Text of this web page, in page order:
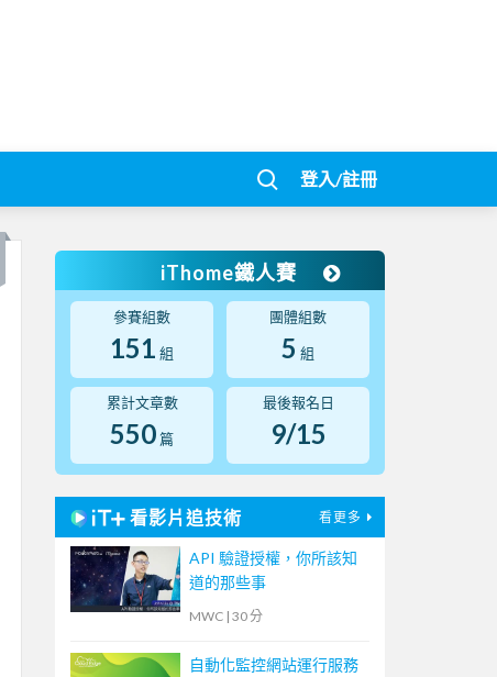
登入/註冊
iThome鐵人賽
參賽組數
151 組
團體組數
5 組
累計文章數
550 篇
最後報名日
9/15
看影片追技術 看更多
API 驗證授權，你所該知
道的那些事
MWC | 30 分
自動化監控網站運行服務